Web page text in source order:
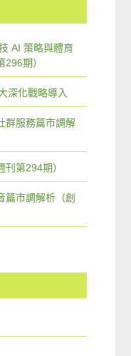
AI 策略與體育
期）
深化戰略導入
群服務篇市調解
第294期）
篇市調解析（創